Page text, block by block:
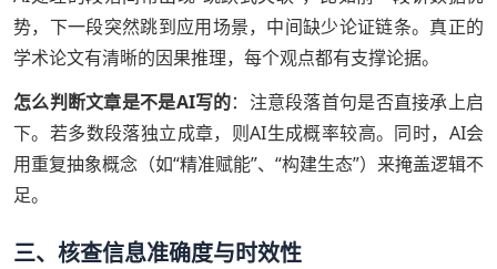
势，下一段突然跳到应用场景，中间缺少论证链条。真正的
学术论文有清晰的因果推理，每个观点都有支撑论据。
怎么判断文章是不是AI写的：注意段落首句是否直接承上启
下。若多数段落独立成章，则AI生成概率较高。同时，AI会
用重复抽象概念（如“精准赋能”、“构建生态”）来掩盖逻辑不
足。
三、核查信息准确度与时效性